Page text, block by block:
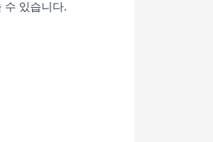
수 있습니다.